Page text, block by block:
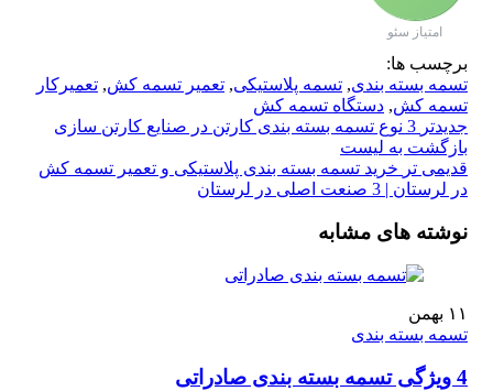
امتیاز سئو
برچسب ها:
تسمه بسته بندی, تسمه پلاستیکی, تعمیر تسمه کش, تعمیرکار
تسمه کش, دستگاه تسمه کش
جدیدتر 3 نوع تسمه بسته بندی کارتن در صنایع کارتن سازی
بازگشت به لیست
قدیمی تر خرید تسمه بسته بندی پلاستیکی و تعمیر تسمه کش
در لرستان | 3 صنعت اصلی در لرستان
نوشته های مشابه
۱۱ بهمن
تسمه بسته بندی
4 ویژگی تسمه بسته‌ بندی صادراتی